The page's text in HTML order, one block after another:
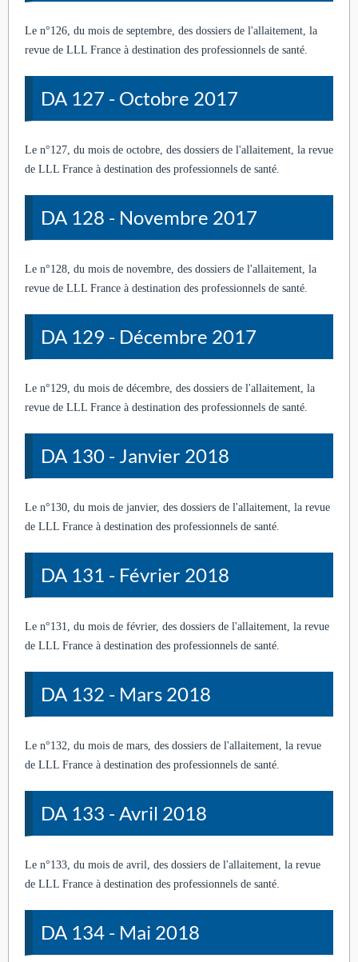
Le n°126, du mois de septembre, des dossiers de l'allaitement, la
revue de LLL France à destination des professionnels de santé.
DA 127 - Octobre 2017
Le n°127, du mois de octobre, des dossiers de l'allaitement, la revue
de LLL France à destination des professionnels de santé.
DA 128 - Novembre 2017
Le n°128, du mois de novembre, des dossiers de l'allaitement, la
revue de LLL France à destination des professionnels de santé.
DA 129 - Décembre 2017
Le n°129, du mois de décembre, des dossiers de l'allaitement, la
revue de LLL France à destination des professionnels de santé.
DA 130 - Janvier 2018
Le n°130, du mois de janvier, des dossiers de l'allaitement, la revue
de LLL France à destination des professionnels de santé.
DA 131 - Février 2018
Le n°131, du mois de février, des dossiers de l'allaitement, la revue
de LLL France à destination des professionnels de santé.
DA 132 - Mars 2018
Le n°132, du mois de mars, des dossiers de l'allaitement, la revue
de LLL France à destination des professionnels de santé.
DA 133 - Avril 2018
Le n°133, du mois de avril, des dossiers de l'allaitement, la revue
de LLL France à destination des professionnels de santé.
DA 134 - Mai 2018